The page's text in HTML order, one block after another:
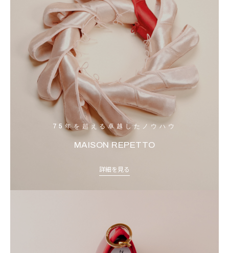
75年を超える卓越したノウハウ
MAISON REPETTO
詳細を見る